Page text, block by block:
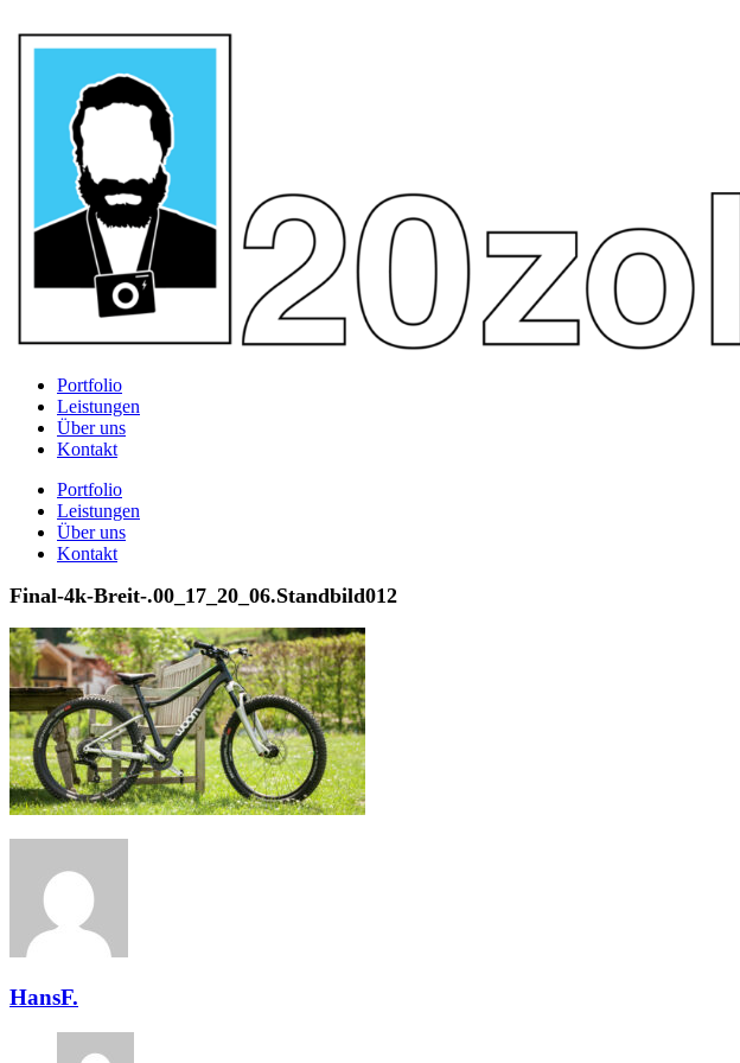
Portfolio
Leistungen
Über uns
Kontakt
Portfolio
Leistungen
Über uns
Kontakt
Final-4k-Breit-.00_17_20_06.Standbild012
HansF.